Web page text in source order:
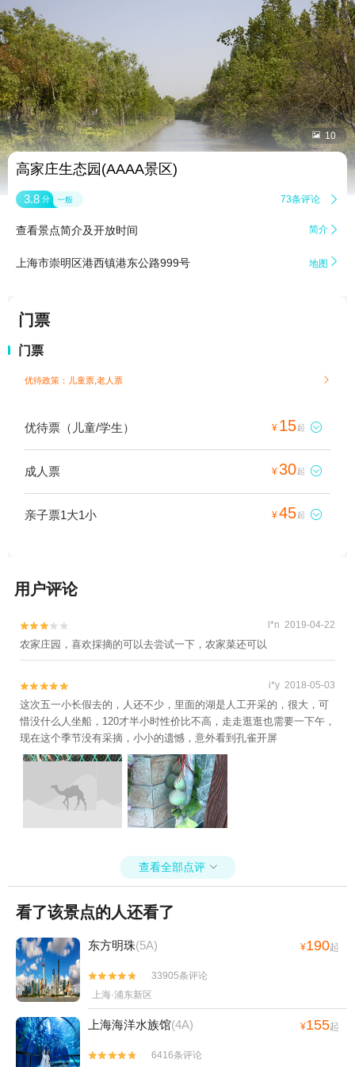
 10
高家庄生态园(AAAA景区)
3.8 分 一般 73条评论 
查看景点简介及开放时间 简介 
上海市崇明区港西镇港东公路999号 地图 
门票
门票
优待政策：儿童票,老人票 
优待票（儿童/学生） ¥ 15起 
成人票 ¥30起 
亲子票1大1小 ¥45起 
用户评论

 l*n 2019-04-22
农家庄园，喜欢採摘的可以去尝试一下，农家菜还可以

 i*y 2018-05-03
这次五一小长假去的，人还不少，里面的湖是人工开采的，很大，可
惜没什么人坐船，120才半小时性价比不高，走走逛逛也需要一下午，
现在这个季节没有采摘，小小的遗憾，意外看到孔雀开屏
查看全部点评 
看了该景点的人还看了
东方明珠(5A) ¥190起


33905条评论
上海·浦东新区
上海海洋水族馆(4A) ¥155起

 6416条评论
